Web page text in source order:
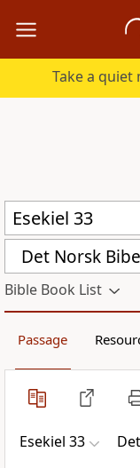
Take a
Det Norsk
Bible Book List
Passage
Esekiel 33